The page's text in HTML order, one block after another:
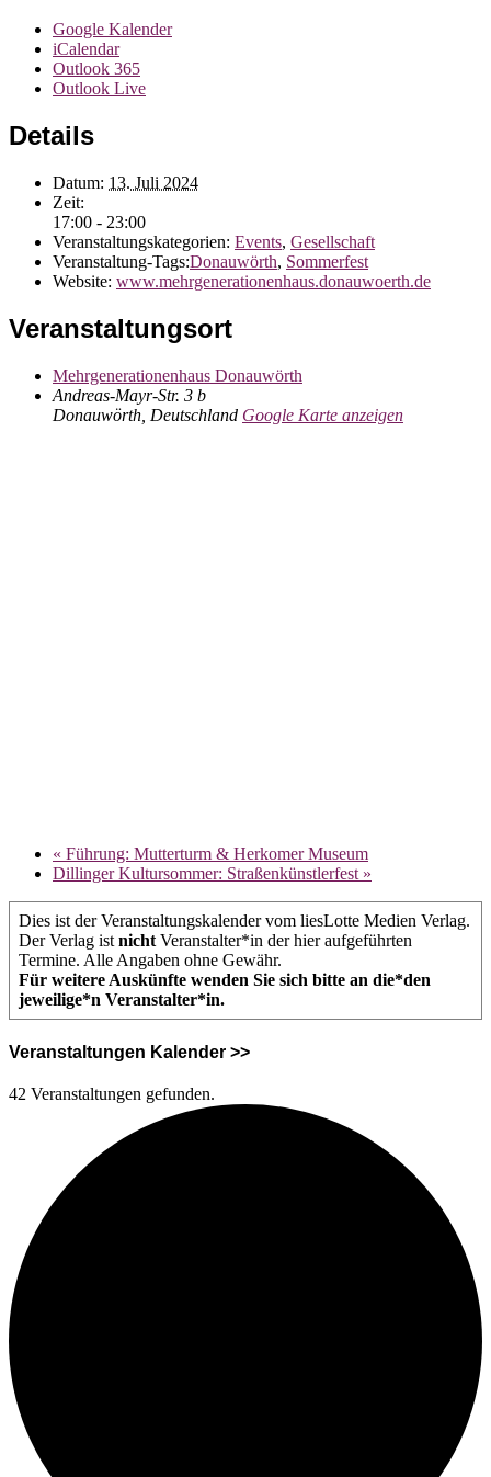
Google Kalender
iCalendar
Outlook 365
Outlook Live
Details
Datum: 13. Juli 2024
Zeit:
17:00 - 23:00
Veranstaltungskategorien: Events, Gesellschaft
Veranstaltung-Tags:Donauwörth, Sommerfest
Website: www.mehrgenerationenhaus.donauwoerth.de
Veranstaltungsort
Mehrgenerationenhaus Donauwörth
Andreas-Mayr-Str. 3 b
Donauwörth Deutschland Google Karte anzeigen
« Führung: Mutterturm & Herkomer Museum
Dillinger Kultursommer: Straßenkünstlerfest »
Dies ist der Veranstaltungskalender vom liesLotte Medien Verlag.
Der Verlag ist nicht Veranstalter*in der hier aufgeführten
Termine. Alle Angaben ohne Gewähr.
Für weitere Auskünfte wenden Sie sich bitte an die*den
jeweilige*n Veranstalter*in.
Veranstaltungen Kalender >>
42 Veranstaltungen gefunden.